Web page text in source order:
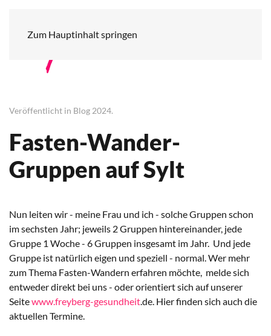
Zum Hauptinhalt springen
Veröffentlicht in Blog 2024.
Fasten-Wander-
Gruppen auf Sylt
Nun leiten wir - meine Frau und ich - solche Gruppen schon
im sechsten Jahr; jeweils 2 Gruppen hintereinander, jede
Gruppe 1 Woche - 6 Gruppen insgesamt im Jahr. Und jede
Gruppe ist natürlich eigen und speziell - normal. Wer mehr
zum Thema Fasten-Wandern erfahren möchte, melde sich
entweder direkt bei uns - oder orientiert sich auf unserer
Seitewww.freyberg-gesundheit.de. Hier finden sich auch die
aktuellen Termine.